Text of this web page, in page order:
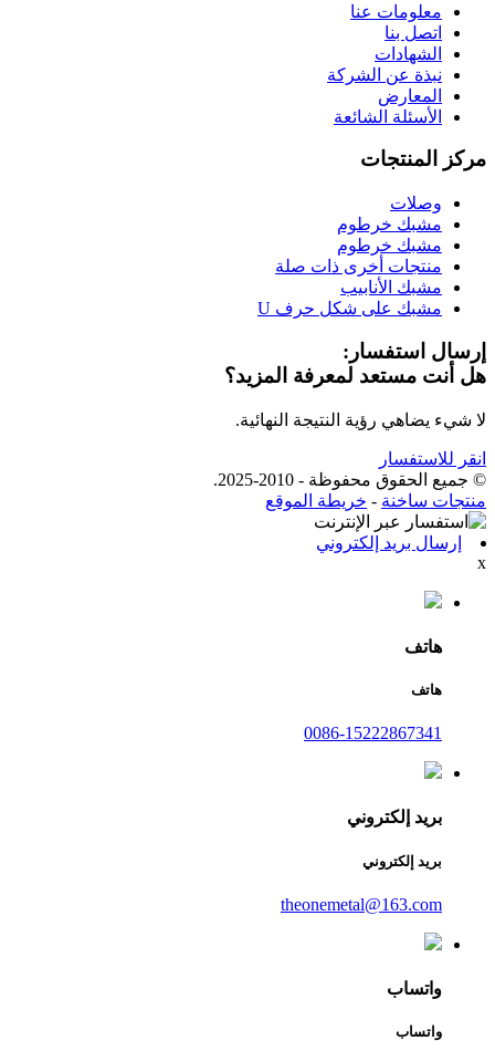
معلومات عنا
اتصل بنا
الشهادات
نبذة عن الشركة
المعارض
الأسئلة الشائعة
مركز المنتجات
وصلات
مشبك خرطوم
مشبك خرطوم
منتجات أخرى ذات صلة
مشبك الأنابيب
مشبك على شكل حرف U
إرسال استفسار:
هل أنت مستعد لمعرفة المزيد؟
لا شيء يضاهي رؤية النتيجة النهائية.
انقر للاستفسار
© جميع الحقوق محفوظة - 2010-2025.
منتجات ساخنة - خريطة الموقع
إرسال بريد إلكتروني
x
هاتف
هاتف
0086-15222867341
بريد إلكتروني
بريد إلكتروني
theonemetal@163.com
واتساب
واتساب